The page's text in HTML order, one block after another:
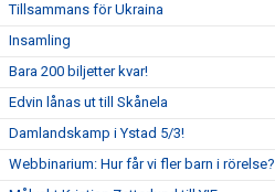
Tillsammans för Ukraina
Insamling
Bara 200 biljetter kvar!
Edvin lånas ut till Skånela
Damlandskamp i Ystad 5/3!
Webbinarium: Hur får vi fler barn i rörelse?